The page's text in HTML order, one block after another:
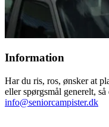
Information
Har du ris, ros, ønsker at
eller spørgsmål generelt,
info@seniorcampister.dk